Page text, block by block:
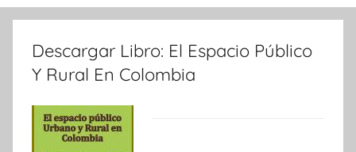
Descargar Libro: El Espacio Público
Y Rural En Colombia